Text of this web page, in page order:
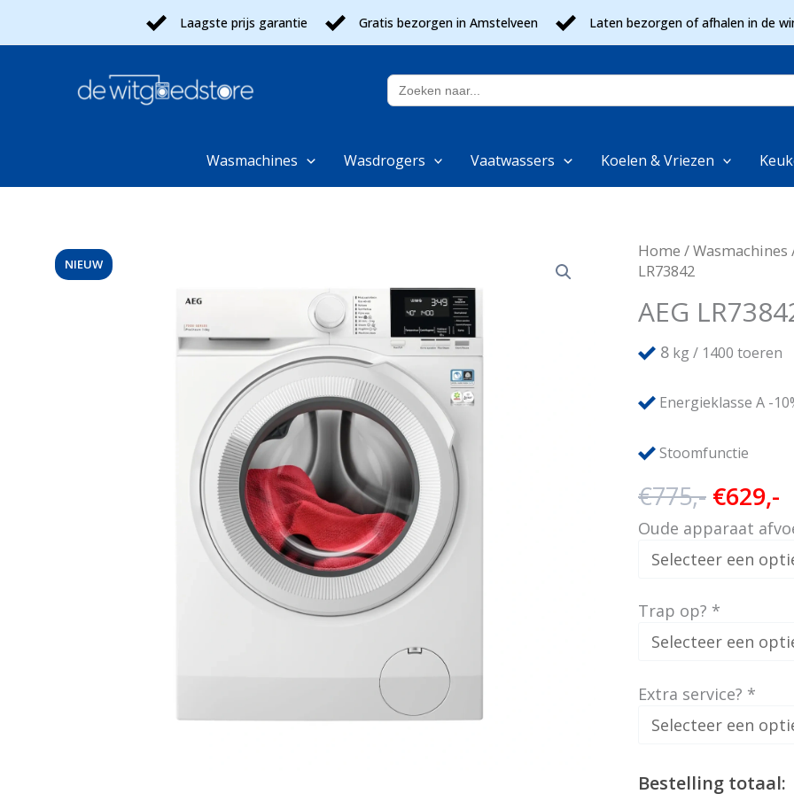
Laagste prijs garantie Gratis bezorgen in Amstelveen Laten bezorgen of afhalen in de
Zoek
naar:
Wasmachines Wasdrogers Vaatwassers Koelen & Vriezen
NIEUW
Home /Wasmachines
LR73842
AEG
8 kg / 1400 toeren
Energieklasse A -
Stoomfunctie
€775,-
prijs
was:
€775,-.
€629,-
Oude apparaat
Trap op? *
Extra service? *
Bestelling totaal: